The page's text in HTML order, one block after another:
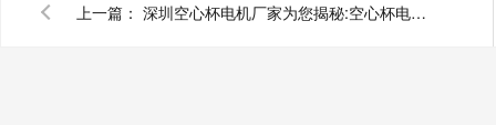
上一篇： 深圳空心杯电机厂家为您揭秘:空心杯电机的用途